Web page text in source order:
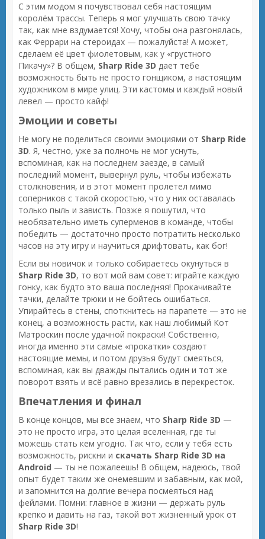
С этим модом я почувствовал себя настоящим
королём трассы. Теперь я мог улучшать свою тачку
так, как мне вздумается! Хочу, чтобы она разгонялась,
как Феррари на стероидах — пожалуйста! А может,
сделаем её цвет фиолетовым, как у «грустного
Пикачу»? В общем, Sharp Ride 3D дает тебе
возможность быть не просто гонщиком, а настоящим
художником в мире улиц. Эти кастомы и каждый новый
левел — просто кайф!
Эмоции и советы
Не могу не поделиться своими эмоциями от Sharp Ride
3D. Я, честно, уже за полночь не мог уснуть,
вспоминая, как на последнем заезде, в самый
последний момент, вывернул руль, чтобы избежать
столкновения, и в этот момент пролетел мимо
соперников с такой скоростью, что у них оставалась
только пыль и зависть. Позже я пошутил, что
необязательно иметь суперменов в команде, чтобы
победить — достаточно просто потратить несколько
часов на эту игру и научиться дрифтовать, как бог!
Если вы новичок и только собираетесь окунуться в
Sharp Ride 3D, то вот мой вам совет: играйте каждую
гонку, как будто это ваша последняя! Прокачивайте
тачки, делайте трюки и не бойтесь ошибаться.
Упирайтесь в стены, споткнитесь на парапете — это не
конец, а возможность расти, как наш любимый Кот
Матроскин после удачной покраски! Собственно,
иногда именно эти самые «прокатки» создают
настоящие мемы, и потом друзья будут смеяться,
вспоминая, как вы дважды пытались один и тот же
поворот взять и всё равно врезались в перекресток.
Впечатления и финал
В конце концов, мы все знаем, что Sharp Ride 3D —
это не просто игра, это целая вселенная, где ты
можешь стать кем угодно. Так что, если у тебя есть
возможность, рискни и скачать Sharp Ride 3D на
Android — ты не пожалеешь! В общем, надеюсь, твой
опыт будет таким же онемевшим и забавным, как мой,
и запомнится на долгие вечера посмеяться над
фейлами. Помни: главное в жизни — держать руль
крепко и давить на газ, такой вот жизненный урок от
Sharp Ride 3D!